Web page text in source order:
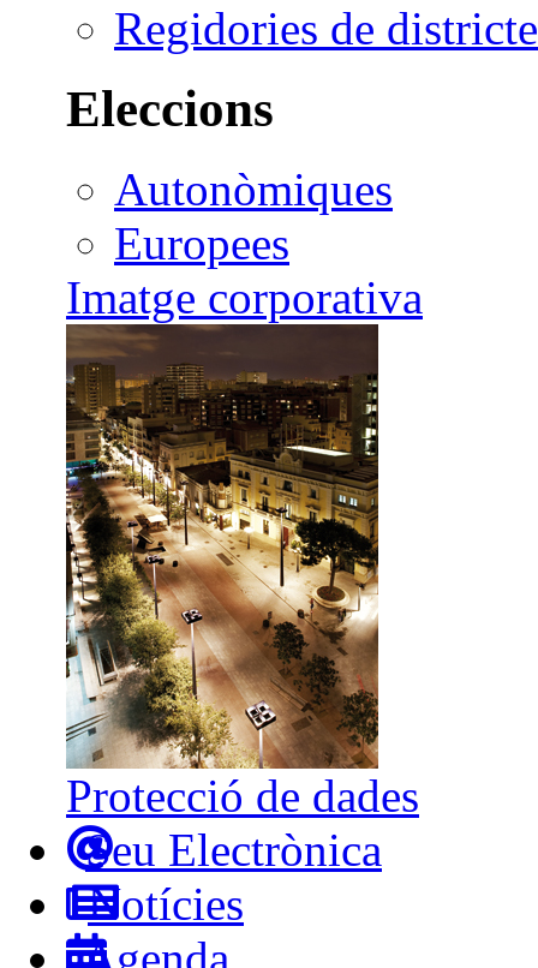
Regidories de districte
Eleccions
Autonòmiques
Europees
Imatge corporativa
Protecció de dades
Seu Electrònica
Notícies
Agenda